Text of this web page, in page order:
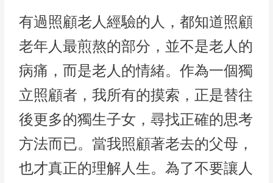
有過照顧老人經驗的人，都知道照顧
老年人最煎熬的部分，並不是老人的
病痛，而是老人的情緒。作為一個獨
立照顧者，我所有的摸索，正是替往
後更多的獨生子女，尋找正確的思考
方法而已。當我照顧著老去的父母，
也才真正的理解人生。為了不要讓人